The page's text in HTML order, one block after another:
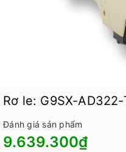
Rơ le: G9SX-
Đánh giá sản phẩm
9.639.300₫